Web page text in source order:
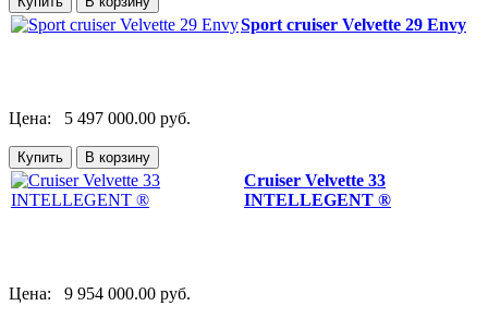
Sport cruiser Velvette 29 Envy
Цена: 5 497 000.00 руб.
Cruiser Velvette 33
INTELLEGENT ®
Цена: 9 954 000.00 руб.